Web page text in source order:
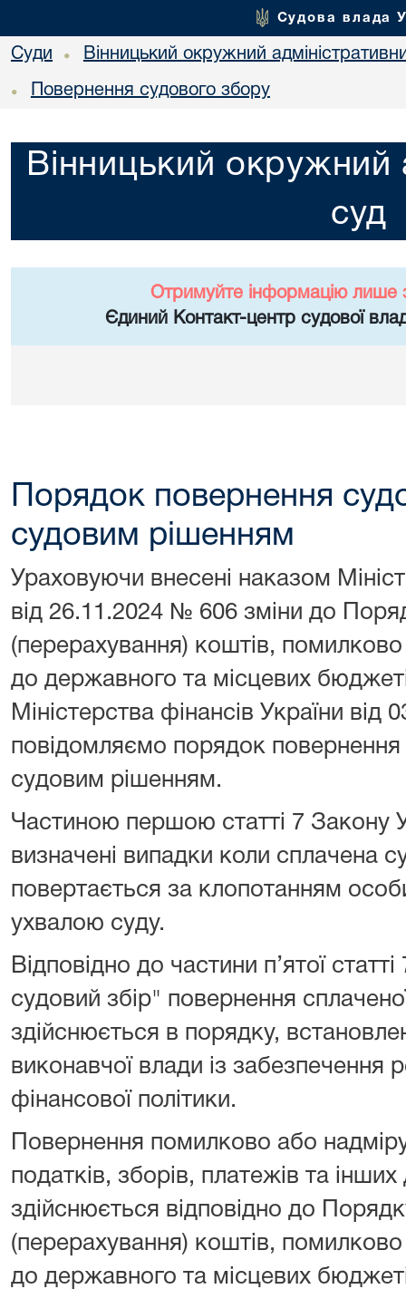
Судова влада
Суди • Вінницький окружний
• Повернення судового збору
Вінницький окружний
суд
Отримуйте інформацію лише
Єдиний Контакт-центр судової
Порядок повернення
судовим рішенням
Ураховуючи внесені наказом
від 26.11.2024 № 606 зміни до
(перерахування) коштів,
до державного та місцевих
Міністерства фінансів України
повідомляємо порядок повернення
судовим рішенням.
Частиною першою статті 7 Закону
визначені випадки коли сплачена
повертається за клопотанням
ухвалою суду.
Відповідно до частини п’ятої
судовий збір" повернення
здійснюється в порядку,
виконавчої влади із забезпечення
фінансової політики.
Повернення помилково або
податків, зборів, платежів та
здійснюється відповідно до
(перерахування) коштів,
до державного та місцевих